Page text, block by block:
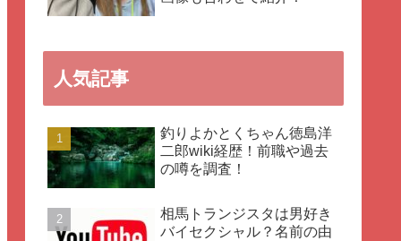
人気記事
釣りよかとくちゃん徳島洋
二郎wiki経歴！前職や過去
の噂を調査！
相馬トランジスタは男好き
バイセクシャル？名前の由